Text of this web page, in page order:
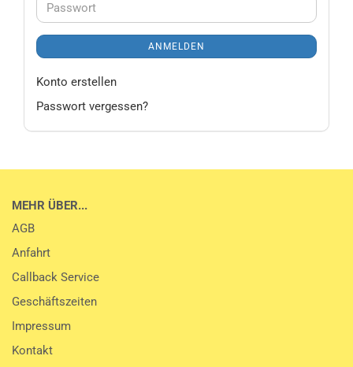
Passwort
ANMELDEN
Konto erstellen
Passwort vergessen?
MEHR ÜBER...
AGB
Anfahrt
Callback Service
Geschäftszeiten
Impressum
Kontakt